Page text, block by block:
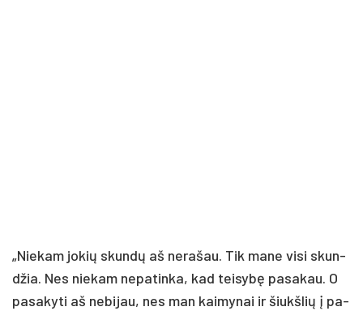
„Nie­kam jo­kių skun­dų aš ne­ra­šau. Tik ma­ne vi­si skun­
džia. Nes nie­kam ne­pa­tin­ka, kad tei­sy­bę pa­sa­kau. O
pa­sa­ky­ti aš ne­bi­jau, nes man kai­my­nai ir šiukš­lių į pa­